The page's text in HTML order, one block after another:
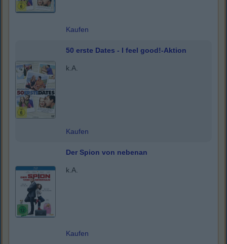
Kaufen
50 erste Dates - I feel good!-Aktion
k.A.
Kaufen
Der Spion von nebenan
k.A.
Kaufen